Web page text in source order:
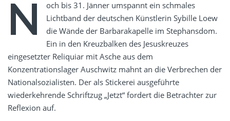
N
och bis 31. Jänner umspannt ein schmales
Lichtband der deutschen Künstlerin Sybille Loew
die Wände der Barbarakapelle im Stephansdom.
Ein in den Kreuzbalken des Jesuskreuzes
eingesetzter Reliquiar mit Asche aus dem
Konzentrationslager Auschwitz mahnt an die Verbrechen der
Nationalsozialisten. Der als Stickerei ausgeführte
wiederkehrende Schriftzug „Jetzt“ fordert die Betrachter zur
Reflexion auf.